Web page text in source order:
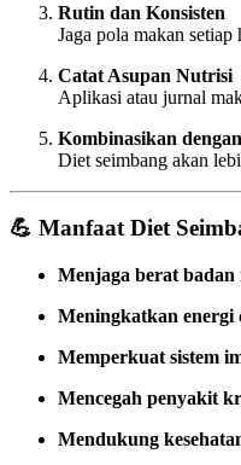
Rutin dan Konsisten
Jaga pola makan
Catat Asupan Nutrisi
Aplikasi atau jurnal
Kombinasikan
Diet seimbang akan
💪 Manfaat Diet
Menjaga berat badan
Meningkatkan energi
Memperkuat sistem
Mencegah penyakit
Mendukung